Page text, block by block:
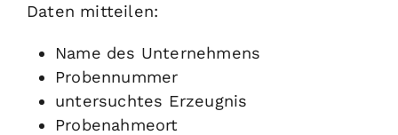
Daten mitteilen:
Name des Unternehmens
Probennummer
untersuchtes Erzeugnis
Probenahmeort